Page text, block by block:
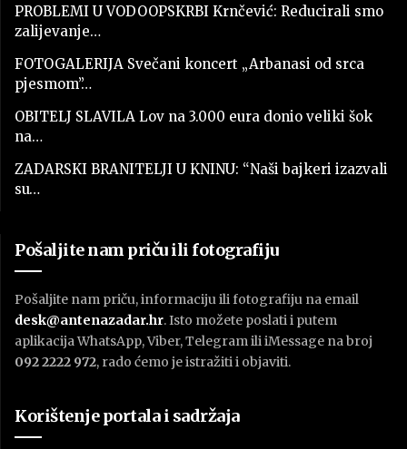
PROBLEMI U VODOOPSKRBI Krnčević: Reducirali smo
zalijevanje…
FOTOGALERIJA Svečani koncert „Arbanasi od srca
pjesmom”…
OBITELJ SLAVILA Lov na 3.000 eura donio veliki šok
na…
ZADARSKI BRANITELJI U KNINU: “Naši bajkeri izazvali
su…
Pošaljite nam priču ili fotografiju
Pošaljite nam priču, informaciju ili fotografiju na email
desk@antenazadar.hr. Isto možete poslati i putem
aplikacija WhatsApp, Viber, Telegram ili iMessage na broj
092 2222 972, rado ćemo je istražiti i objaviti.
Korištenje portala i sadržaja